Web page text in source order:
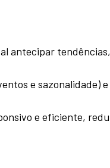
antecipar
e sazonalidade)
e eficiente,